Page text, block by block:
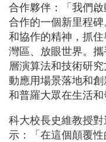
合作夥伴：「我們
合作的一個新里程
和協作的精神，抓
灣區、放眼世界。
層演算法和技術研
動應用場景落地和
和普羅大眾在生活和
科大校長史維教授
示：「在這個顛覆性